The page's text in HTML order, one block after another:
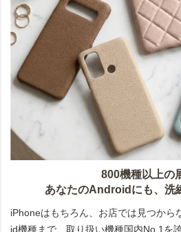
800機種以上の
あなたのAndroidにも、洗
iPhoneはもちろん、お店では見つから
id機種まで、取り扱い機種国内No.1を